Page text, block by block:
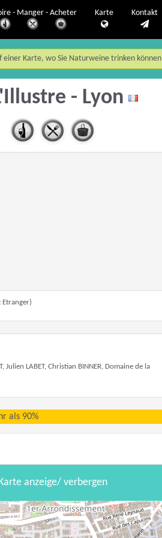
- Manger - Acheter Karte Kontakt
einer Karte, wo Sie Naturweine trinken können
- Lyon
Etranger)
Julien LABET, Christian BINNER, Domaine de la
als 90%
anzeige/ verbergen